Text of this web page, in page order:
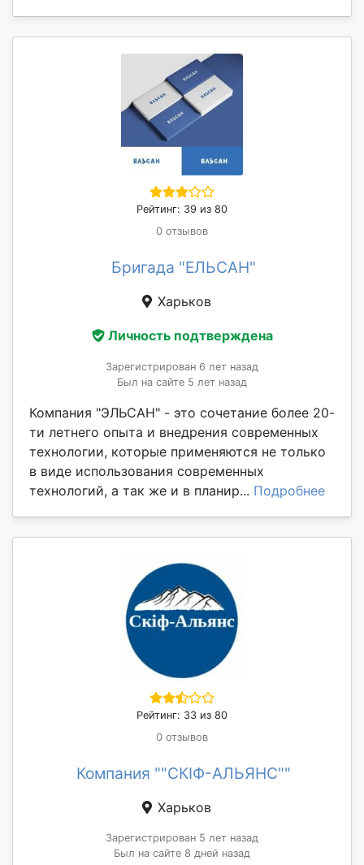
Рейтинг: 39 из 80
0 отзывов
Бригада "ЕЛЬСАН"
Харьков
Личность подтверждена
Зарегистрирован 6 лет назад
Был на сайте 5 лет назад
Компания "ЭЛЬСАН" - это сочетание более 20-
ти летнего опыта и внедрения современных
технологии, которые применяются не только
в виде использования современных
технологий, а так же и в планир... Подробнее
Рейтинг: 33 из 80
0 отзывов
Компания ""СКІФ-АЛЬЯНС""
Харьков
Зарегистрирован 5 лет назад
Был на сайте 8 дней назад